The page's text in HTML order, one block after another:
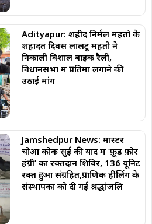
Adityapur: शहीद निर्मल महतो के
शहादत दिवस लालटू महतो ने
निकाली विशाल बाइक रैली,
विधानसभा में प्रतिमा लगाने की
उठाई मांग
Jamshedpur News: मास्टर
चोआ कोक सुई की याद में ‘फ़ूड फ़ोर
हंग्री’ का रक्तदान शिविर, 136 यूनिट
रक्त हुआ संग्रहित,प्राणिक हीलिंग के
संस्थापकों को दी गई श्रद्धांजलि